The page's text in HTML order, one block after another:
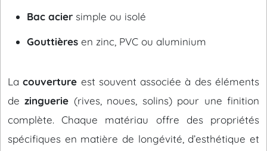
Bac acier simple ou isolé
Gouttières en zinc, PVC ou aluminium
Lacouverture est souvent associée à des éléments
dezinguerie (rives, noues, solins) pour une finition
complète. Chaque matériau offre des propriétés
spécifiques en matière de longévité, d’esthétique et